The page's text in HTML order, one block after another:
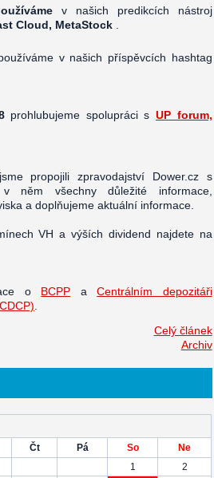
v našich predikcích nástroj
Cloud, MetaStock
v našich příspěvcích hashtag
prohlubujeme spolupráci sUP forum,
propojili zpravodajství Dower.cz s
něm všechny důležité informace,
a doplňujeme aktuální informace.
VH a výších dividend najdete na
o BCPP aCentrálním depozitáři
Celý článek
Archiv
Čt Pá So
Ne
1
2